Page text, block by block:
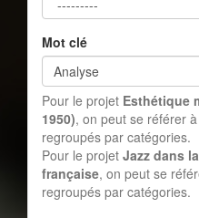
Mot clé
Pour le projet Esthétique
1950), on peut se référer
regroupés par catégories.
Pour le projet Jazz dans
française, on peut se
regroupés par catégories.